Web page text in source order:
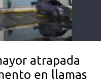
atrapada
en llamas